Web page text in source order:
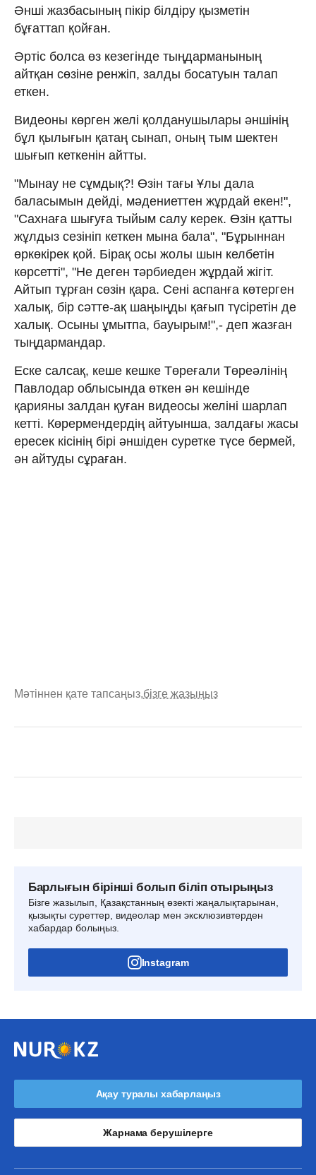
Әнші жазбасының пікір білдіру қызметін
бұғаттап қойған.
Әртіс болса өз кезегінде тыңдарманының
айтқан сөзіне ренжіп, залды босатуын талап
еткен.
Видеоны көрген желі қолданушылары әншінің
бұл қылығын қатаң сынап, оның тым шектен
шығып кеткенін айтты.
"Мынау не сұмдық?! Өзін тағы Ұлы дала
баласымын дейді, мәдениеттен жұрдай екен!",
"Сахнаға шығуға тыйым салу керек. Өзін қатты
жұлдыз сезініп кеткен мына бала", "Бұрыннан
өркөкірек қой. Бірақ осы жолы шын келбетін
көрсетті", "Не деген тәрбиеден жұрдай жігіт.
Айтып тұрған сөзін қара. Сені аспанға көтерген
халық, бір сәтте-ақ шаңыңды қағып түсіретін де
халық. Осыны ұмытпа, бауырым!",- деп жазған
тыңдармандар.
Еске салсақ, кеше кешке Төреғали Төреәлінің
Павлодар облысында өткен ән кешінде
қарияны залдан қуған видеосы желіні шарлап
кетті. Көрермендердің айтуынша, залдағы жасы
ересек кісінің бірі әншіден суретке түсе бермей,
ән айтуды сұраған.
Мәтіннен қате тапсаңыз,бізге жазыңыз
Барлығын бірінші болып біліп отырыңыз
Бізге жазылып, Қазақстанның өзекті жаңалықтарынан,
қызықты суреттер, видеолар мен эксклюзивтерден
хабардар болыңыз.
Instagram
Ақау туралы хабарлаңыз
Жарнама берушілерге